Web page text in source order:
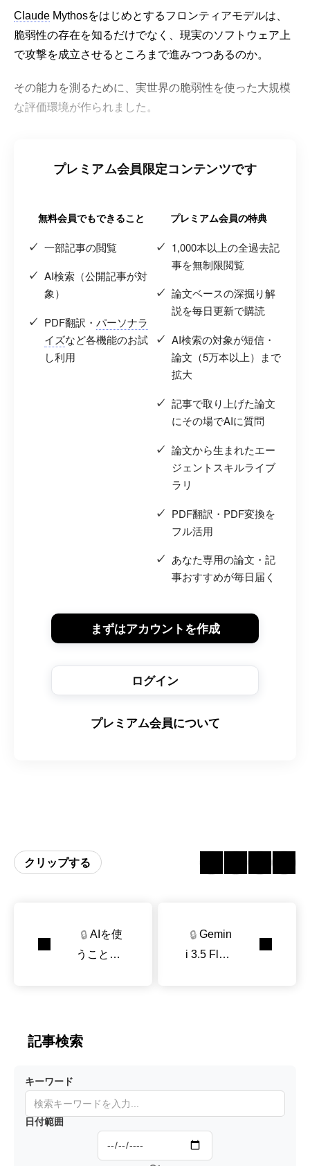
Claude Mythosをはじめとするフロンティアモデルは、
脆弱性の存在を知るだけでなく、現実のソフトウェア上
で攻撃を成立させるところまで進みつつあるのか。
その能力を測るために、実世界の脆弱性を使った大規模
な評価環境が作られました。
プレミアム会員限定コンテンツです
無料会員でもできること
一部記事の閲覧
AI検索（公開記事が対
象）
PDF翻訳・ パーソナラ
イズなど各機能のお試
し利用
プレミアム会員の特典
1,000本以上の全過去記
事を無制限閲覧
論文ベースの深掘り解
説を毎日更新で購読
AI検索の対象が短信・
論文（5万本以上）まで
拡大
記事で取り上げた論文
にその場でAIに質問
論文から生まれたエー
ジェントスキルライブ
ラリ
PDF翻訳・PDF変換を
フル活用
あなた専用の論文・記
事おすすめが毎日届く
まずはアカウントを作成
ログイン
プレミアム会員について
クリップする
🔒 AIを使
うことで
まうとき
の3つの
ム
🔒 Gemin
i 3.5 Flas
記事検索
キーワード
日付範囲